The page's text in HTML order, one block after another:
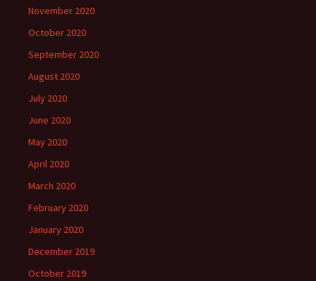
November 2020
October 2020
September 2020
August 2020
July 2020
June 2020
May 2020
April 2020
March 2020
February 2020
January 2020
December 2019
October 2019